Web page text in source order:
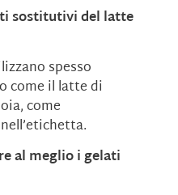
sostitutivi del latte
spesso
come il latte di
come
al meglio i gelati